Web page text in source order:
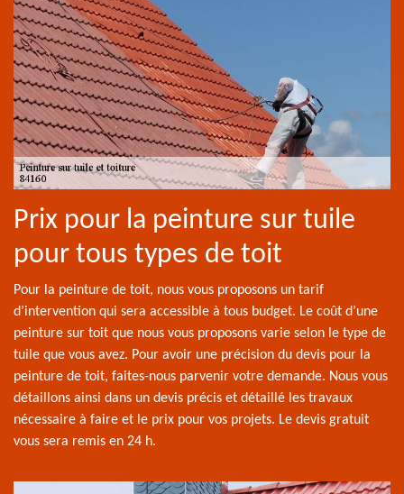
Prix pour la peinture sur tuile
pour tous types de toit
Pour la peinture de toit, nous vous proposons un tarif
d’intervention qui sera accessible à tous budget. Le coût d’une
peinture sur toit que nous vous proposons varie selon le type de
tuile que vous avez. Pour avoir une précision du devis pour la
peinture de toit, faites-nous parvenir votre demande. Nous vous
détaillons ainsi dans un devis précis et détaillé les travaux
nécessaire à faire et le prix pour vos projets. Le devis gratuit
vous sera remis en 24 h.